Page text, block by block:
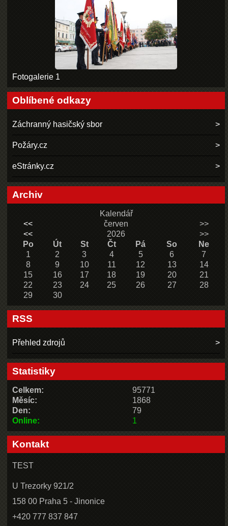
Fotogalerie 1
Oblíbené odkazy
Záchranný hasičský sbor
Požáry.cz
eStránky.cz
Archiv
Kalendář
<<
červen
>>
<<
2026
>>
Po
Út St Čt Pá So
Ne
1
2 3 4 5 6
7
8
9 10 11 12 13
14
15
16 17 18 19 20
21
22
23 24 25 26 27
28
29
30
RSS
Přehled zdrojů
Statistiky
Online: 1
Celkem:
95771
Měsíc:
1868
Den:
79
Kontakt
TEST
U Trezorky 921/2
158 00 Praha 5 - Jinonice
+420 777 837 847